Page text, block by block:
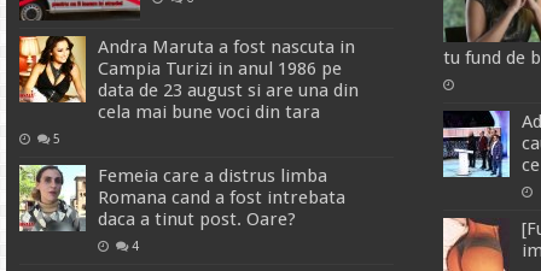
Andra Maruta a fost nascuta in
Campia Turizi in anul 1986 pe
data de 23 august si are una din
cela mai bune voci din tara
5
Femeia care a distrus limba
Romana cand a fost intrebata
daca a tinut post. Oare?
4
tu fund de